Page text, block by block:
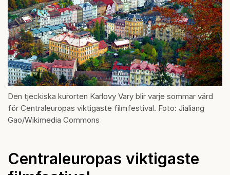
Den tjeckiska kurorten Karlovy Vary blir varje sommar värd
för Centraleuropas viktigaste filmfestival. Foto: Jialiang
Gao/Wikimedia Commons
Centraleuropas viktigaste